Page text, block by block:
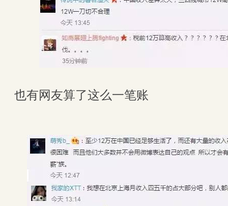
也有网友算了这么一笔账